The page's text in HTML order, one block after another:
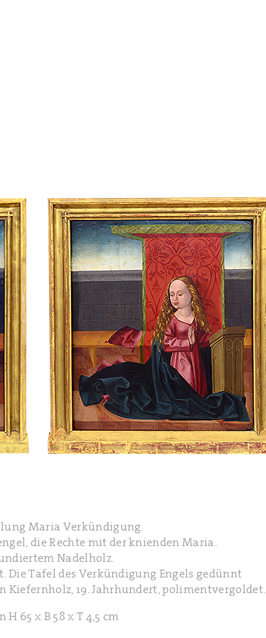
Maria Verkündigung.
die Rechte mit der knienden Maria.
Nadelholz.
Tafel des Verkündigung Engels gedünnt
Kiefernholz, 19. Jahrhundert, polimentvergoldet.
H 65 x B 58 x T 4,5 cm